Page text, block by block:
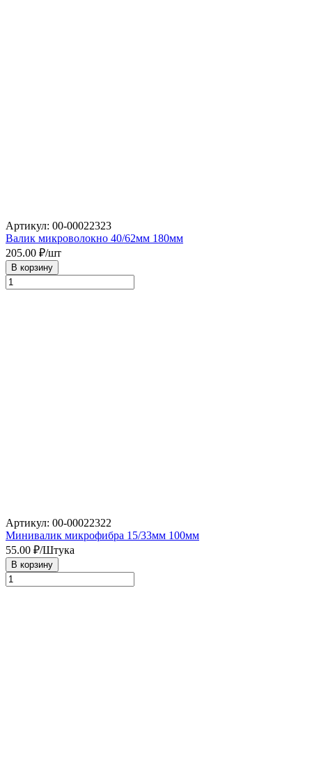
Артикул: 00-00022323
Валик микроволокно 40/62мм 180мм
205.00 ₽/шт
В корзину
Артикул: 00-00022322
Минивалик микрофибра 15/33мм 100мм
55.00 ₽/Штука
В корзину